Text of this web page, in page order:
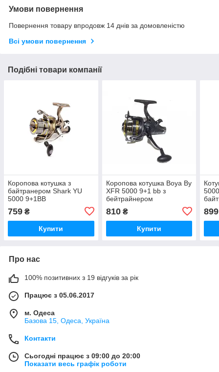
Умови повернення
Повернення товару впродовж 14 днів за домовленістю
Всі умови повернення
Подібні товари компанії
Коропова котушка з
байтранером Shark YU
5000 9+1ВВ
759 ₴
Купити
Коропова котушка Boya By
XFR 5000 9+1 bb з
бейтрайнером
810₴
Купити
899
Про нас
100% позитивних з 19 відгуків за рік
Працює з 05.06.2017
м. Одеса
Базова 15, Одеса, Україна
Контакти
Сьогодні працює з 09:00 до 20:00
Показати весь графік роботи